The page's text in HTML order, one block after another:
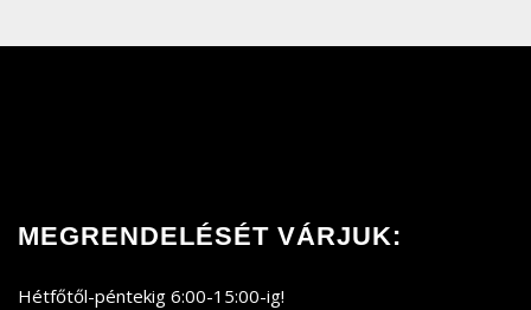
MEGRENDELÉSÉT VÁRJUK:
Hétfőtől-péntekig 6:00-15:00-ig!